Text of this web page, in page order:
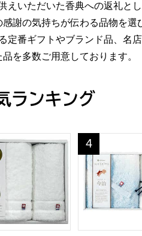
えいただいた香典への返礼とし
謝の気持ちが伝わる品物を選
番ギフトやブランド品、名
を多数ご用意しております。
ランキング
グギフト】【贈りものカタログ
川 今治月のしろうさぎタオル
西川 watairo
4
位